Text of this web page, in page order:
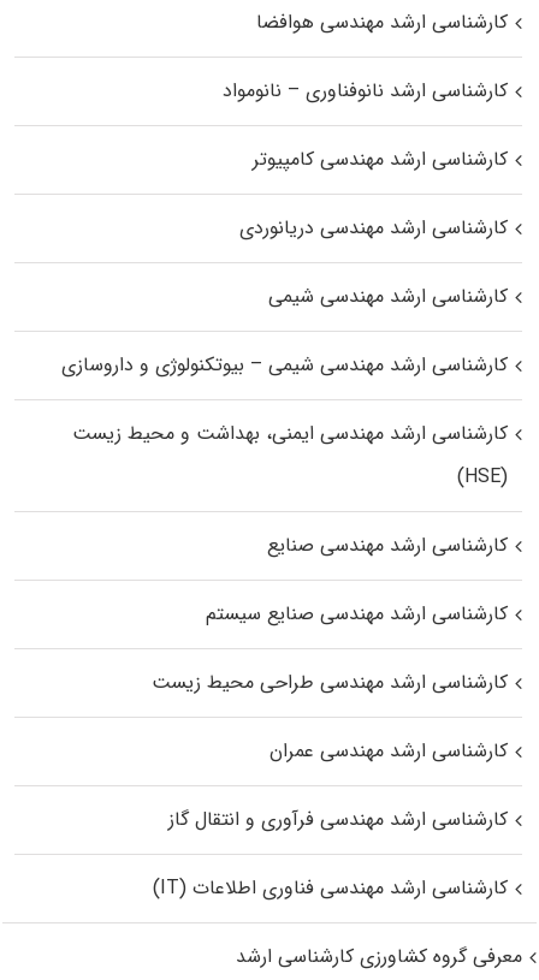
کارشناسی ارشد مهندسی هوافضا
کارشناسی ارشد نانوفناوری – نانومواد
کارشناسی ارشد مهندسی کامپیوتر
کارشناسی ارشد مهندسی دریانوردی
کارشناسی ارشد مهندسی شیمی
کارشناسی ارشد مهندسی شیمی – بیوتکنولوژی و داروسازی
کارشناسی ارشد مهندسی ایمنی، بهداشت و محیط زیست
(HSE)
کارشناسی ارشد مهندسی صنایع
کارشناسی ارشد مهندسی صنایع سیستم
کارشناسی ارشد مهندسی طراحی محیط زیست
کارشناسی ارشد مهندسی عمران
کارشناسی ارشد مهندسی فرآوری و انتقال گاز
کارشناسی ارشد مهندسی فناوری اطلاعات (IT)
معرفی گروه کشاورزی کارشناسی ارشد